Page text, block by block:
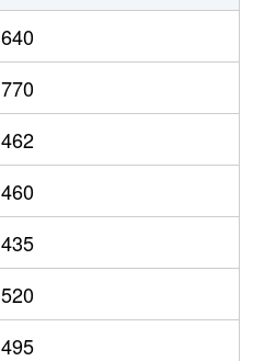
640
770
462
460
435
520
495